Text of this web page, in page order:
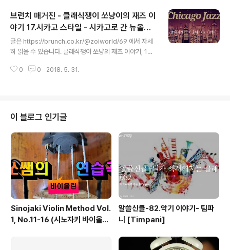
브런치 매거진 - 클래식쟁이 쏘냥이의 재즈 이
야기 17.시카고 스타일 - 시카고로 간 뉴올리
언즈
글은 https://brunch.co.kr/@zoiworld/69 에서 자세
히 읽을 수 있습니다. 클래식쟁이 쏘냥의 재즈 이야기, 192
로 건너가게 된 뉴올리언즈 재즈 음악이라 할 수 있을 것입
0 0 2018. 5. 31.
이 블로그 인기글
Sinojaki Violin Method Vol.
1, No.11-16 (시노자키 바이올린
알쓸신클-82.악기 이야기- 팀파
니 [Timpani]